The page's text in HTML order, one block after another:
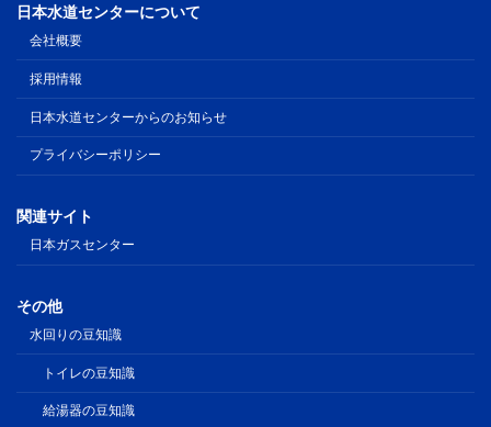
日本水道センターについて
会社概要
採用情報
日本水道センターからのお知らせ
プライバシーポリシー
関連サイト
日本ガスセンター
その他
水回りの豆知識
トイレの豆知識
給湯器の豆知識